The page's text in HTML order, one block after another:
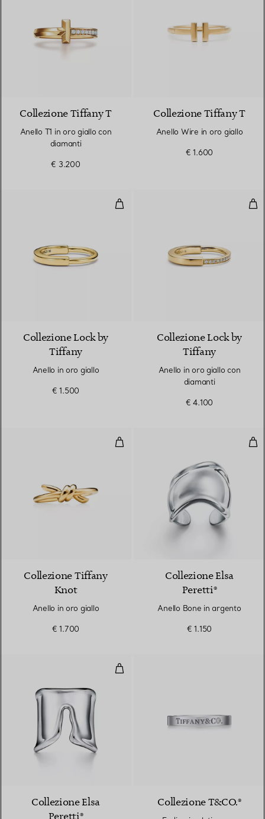
Collezione Tiffany T
Anello T1 in oro giallo con
diamanti
€ 3.200
Collezione Tiffany T
Anello Wire in oro giallo
€ 1.600
Anello in oro giallo
Collezione Lock by
Tiffany
Anello in oro giallo
€ 1.500
Collezione Lock by
Tiffany
Anello in oro giallo con
diamanti
€ 4.100
Anello in oro giallo
Collezione Tiffany
Knot
Anello in oro giallo
€ 1.700
Collezione Elsa
Peretti®
Anello Bone in argento
€ 1.150
Anello Split in argento
Collezione Elsa
Collezione T&CO.®